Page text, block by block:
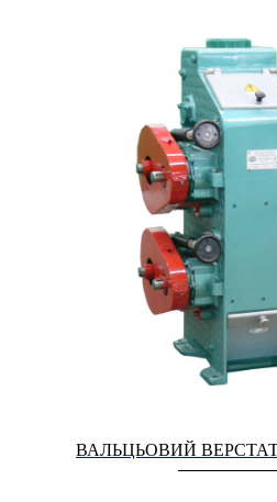
ВАЛЬЦЬОВИЙ ВЕРСТАТ